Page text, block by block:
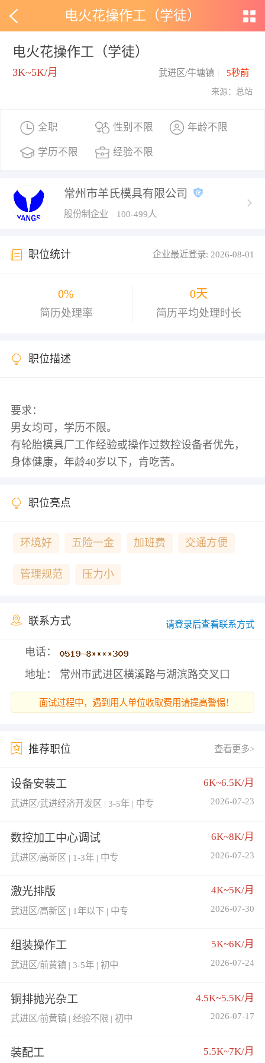
电火花操作工（学徒）
电火花操作工（学徒）
3K~5K/月 5秒前
武进区/牛塘镇
来源：总站
全职 性别不限 年龄不限
学历不限 经验不限
常州市羊氏模具有限公司
股份制企业 100-499人
职位统计 企业最近登录: 2026-08-01
0%
简历处理率
0天
简历平均处理时长
职位描述
要求：
男女均可，学历不限。
有轮胎模具厂工作经验或操作过数控设备者优先，
职位亮点
环境好 五险一金 加班费 交通方便
管理规范 压力小
联系方式 请登录后查看联系方式
电话：
地址： 常州市武进区横溪路与湖滨路交叉口
面试过程中，遇到用人单位收取费用请提高警惕！
推荐职位 查看更多>
设备安装工 6K~6.5K/月
武进区/武进经济开发区 | 3-5年 | 中专 2026-07-23
数控加工中心调试 6K~8K/月
武进区/高新区 | 1-3年 | 中专 2026-07-23
激光排版 4K~5K/月
武进区/高新区 | 1年以下 | 中专 2026-07-30
组装操作工 5K~6K/月
武进区/前黄镇 | 3-5年 | 初中 2026-07-24
铜排抛光杂工 4.5K~5.5K/月
武进区/前黄镇 | 经验不限 | 初中 2026-07-17
装配工 5.5K~7K/月